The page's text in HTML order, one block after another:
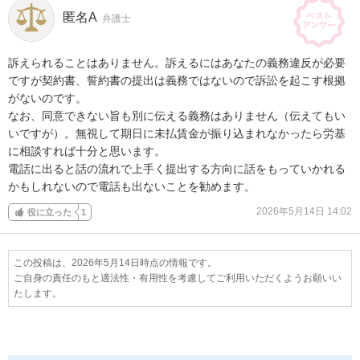
匿名A 弁護士
訴えられることはありません。訴えるにはあなたの義務違反が必要
ですが契約書、誓約書の提出は義務ではないので訴訟を起こす根拠
がないのです。
なお、同意できない旨も別に伝える義務はありません（伝えてもい
いですが）。無視して期日に未払賃金が振り込まれなかったら労基
に相談すれば十分と思います。
電話に出ると話の流れで上手く提出する方向に話をもっていかれる
かもしれないので電話も出ないことを勧めます。
役に立った 1 2026年5月14日 14:02
この投稿は、2026年5月14日時点の情報です。
ご自身の責任のもと適法性・有用性を考慮してご利用いただくようお願いい
たします。